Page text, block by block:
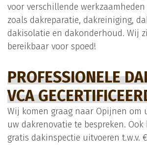
voor verschillende
zoals dakreparatie, dakreiniging,
dakisolatie en dakonderhoud. Wij
bereikbaar voor spoed!
PROFESSIONELE
VCA
Wij komen graag naar Opijnen om
uw dakrenovatie te bespreken.
gratis dakinspectie uitvoeren t.w.v.